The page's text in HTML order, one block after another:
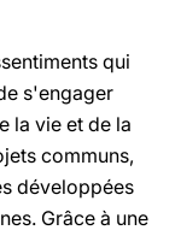
qui
s'engager
la vie et de la
communs,
développées
Grâce à une